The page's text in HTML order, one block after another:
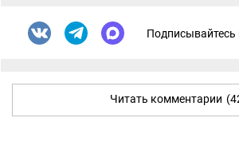
Читать комментарии